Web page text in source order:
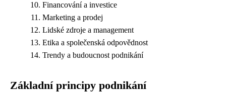
Financování a investice
Marketing a prodej
Lidské zdroje a management
Etika a společenská odpovědnost
Trendy a budoucnost podnikání
Základní principy podnikání